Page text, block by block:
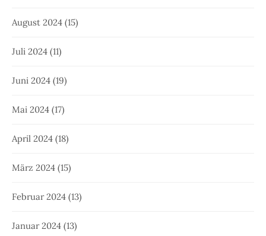
August 2024 (15)
Juli 2024 (11)
Juni 2024 (19)
Mai 2024 (17)
April 2024 (18)
März 2024 (15)
Februar 2024 (13)
Januar 2024 (13)